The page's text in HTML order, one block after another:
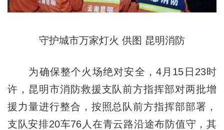
守护城市万家灯火 供图 昆明消防
为确保整个火场绝对安全，4月15日23时
许，昆明市消防救援支队前方指挥部对两批增
援力量进行整合，按照总队前方指挥部部署，
支队安排20车76人在青云路沿途布防值守，其